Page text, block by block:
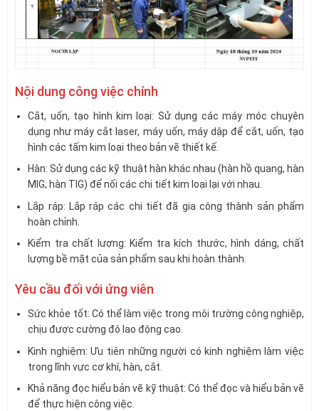
Nội dung công việc chính
Cắt, uốn, tạo hình kim loại: Sử dụng các máy móc chuyên
dụng như máy cắt laser, máy uốn, máy dập để cắt, uốn, tạo
hình các tấm kim loại theo bản vẽ thiết kế.
Hàn: Sử dụng các kỹ thuật hàn khác nhau (hàn hồ quang, hàn
MIG, hàn TIG) để nối các chi tiết kim loại lại với nhau.
Lắp ráp: Lắp ráp các chi tiết đã gia công thành sản phẩm
hoàn chỉnh.
Kiểm tra chất lượng: Kiểm tra kích thước, hình dáng, chất
lượng bề mặt của sản phẩm sau khi hoàn thành.
Yêu cầu đối với ứng viên
Sức khỏe tốt: Có thể làm việc trong môi trường công nghiệp,
chịu được cường độ lao động cao.
Kinh nghiệm: Ưu tiên những người có kinh nghiệm làm việc
trong lĩnh vực cơ khí, hàn, cắt.
Khả năng đọc hiểu bản vẽ kỹ thuật: Có thể đọc và hiểu bản vẽ
để thực hiện công việc.